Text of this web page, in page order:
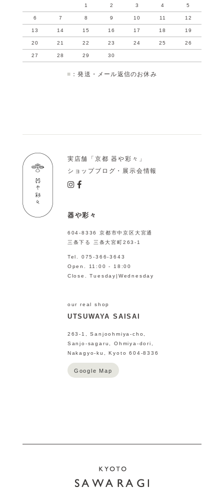
1 2 3 4 5
6 7 8 9 10 11 12
13 14 15 16 17 18 19
20 21 22 23 24 25 26
27 28 29 30
■ ：発送・メール返信のお休み
実店舗「京都 器や彩々」
ショップブログ・展示会情報
器や彩々
604-8336 京都市中京区大宮通
三条下る 三条大宮町263-1
Tel. 075-366-3643
Open. 11:00 - 18:00
Close. Tuesday|Wednesday
our real shop
UTSUWAYA SAISAI
263-1, Sanjoohmiya-cho,
Sanjo-sagaru, Ohmiya-dori,
Nakagyo-ku, Kyoto 604-8336
Google Map